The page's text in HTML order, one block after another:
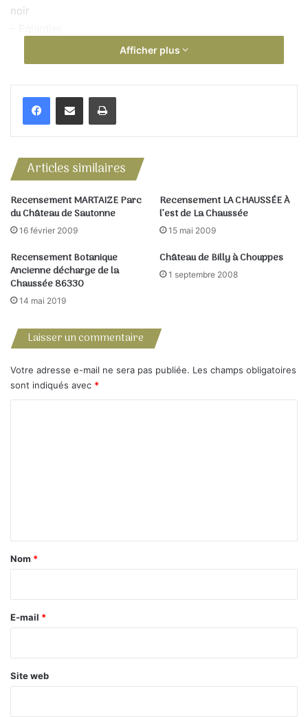
noir
– Erable plane ou Erable blanc… Acer platanoïde
– Erable sycomore (érable faux platane) …. Acer
pseudoplatanus
– Fusain d’Europe ou bonnet de prêtre (Euonymus
europaea) : le fruit est une capsule de 4 valves arrondies
(en bonnet de prêtre) orangées, toxiques.
Nerprun purgatif … (Rhamus cathartica) famille des
– Noisetier
– Peuplier grisard …. Populus canescens
– Prunélier
– Robinier ou faux acacia, acacia blanc
– Saule à feuilles de romarin
– Saule marsault Salix capea
– Sureau
– Troène commun Lugustrum vulgare
Afficher plus
Articles similaires
Recensement MARTAIZE Parc
du Château de Sautonne
16 février 2009
Recensement LA CHAUSSÉE À
l’est de La Chaussée
15 mai 2009
Recensement Botanique
Ancienne décharge de la
Chaussée 86330
14 mai 2019
Château de Billy à Chouppes
1 septembre 2008
Laisser un commentaire
Votre adresse e-mail ne sera pas publiée. Les champs obligatoires
sont indiqués avec *
a
e
Nom *
E-mail *
Site web